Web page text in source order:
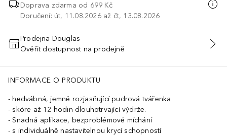
Doprava zdarma od 699 Kč
Doručení: út, 11.08.2026 až čt, 13.08.2026
PŘIDAT DO KOŠÍKU
Prodejna Douglas
Ověřit dostupnost na prodejně
INFORMACE O PRODUKTU
hedvábná, jemně rozjasňující pudrová tvářenka
skóre až 12 hodin dlouhotrvající výdrže.
Snadná aplikace, bezproblémové míchání
s individuálně nastavitelnou krycí schopností